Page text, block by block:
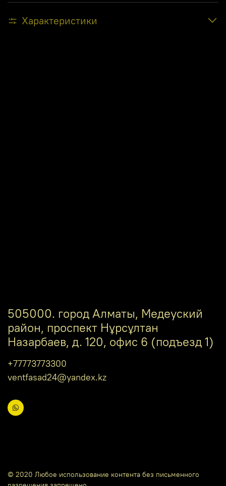
Характеристики
505000. город Алматы, Медеуский
район, проспект Нұрсұлтан
Назарбаев, д. 120, офис 6 (подъезд 1)
+77773773300
ventfasad24@yandex.kz
© 2020 Любое использование контента без письменного